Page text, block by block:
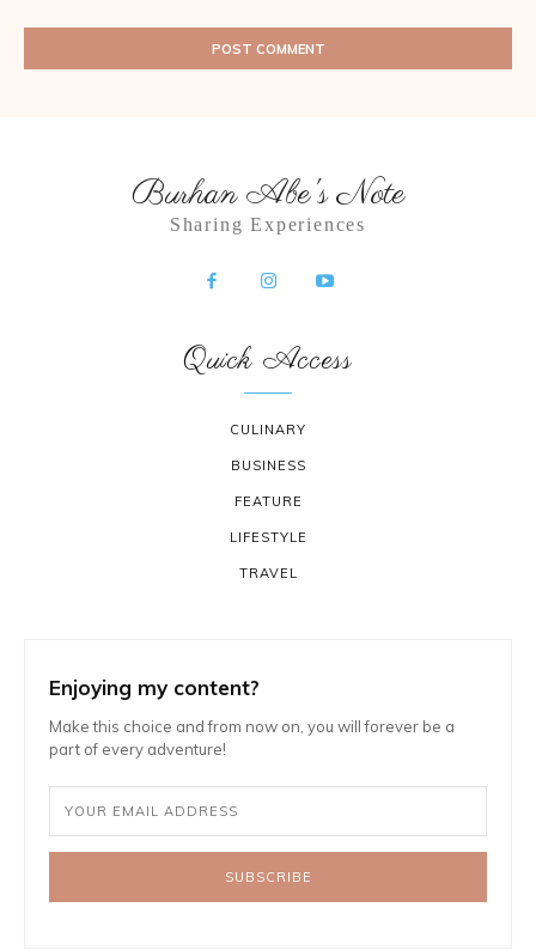
Burhan Abe's Note
Sharing Experiences
Quick Access
CULINARY
BUSINESS
FEATURE
LIFESTYLE
TRAVEL
Enjoying my content?
Make this choice and from now on, you will forever be a
part of every adventure!
SUBSCRIBE